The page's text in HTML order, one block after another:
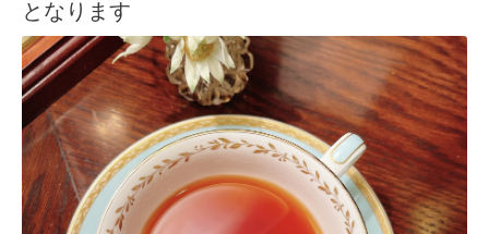
となります